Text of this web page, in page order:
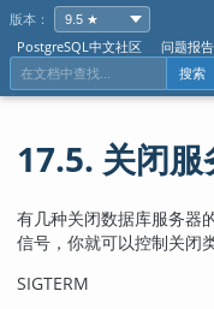
版本：
PostgreSQL中文社区
问题报
搜索
17.5. 关闭服
有几种关闭数据库服务器
信号，你就可以控制关闭类
SIGTERM